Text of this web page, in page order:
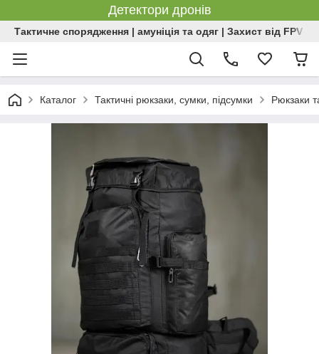
Детектори дронів
Тактичне спорядження | амуніція та одяг | Захист від FPV |
Каталог Тактичні рюкзаки, сумки, підсумки Рюкзаки